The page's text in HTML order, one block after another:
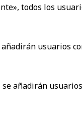
todos los
usuarios
añadirán